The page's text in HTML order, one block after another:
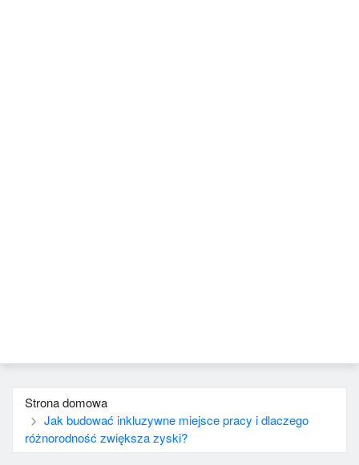
Strona domowa
Jak budować inkluzywne miejsce pracy i dlaczego
różnorodność zwiększa zyski?